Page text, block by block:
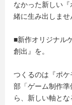
なかった新しい
緒に生み出しませ
■新作オリジナル
創出』を。
つくるのは『ポケ
部「ゲーム制作
ら、新しい軸と